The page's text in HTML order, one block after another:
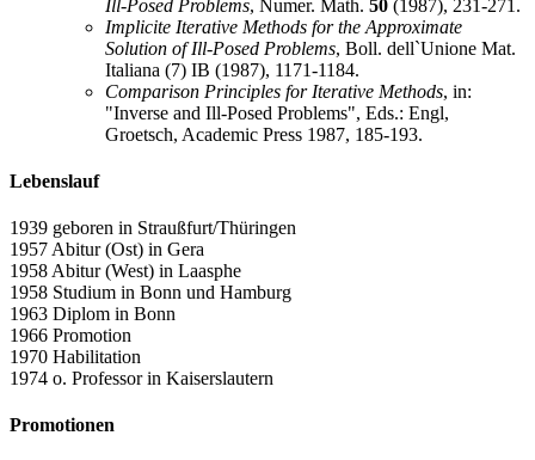
Ill-Posed Problems, Numer. Math. 50 (1987), 231-271.
Implicite Iterative Methods for the Approximate
Solution of Ill-Posed Problems, Boll. dell`Unione Mat.
Italiana (7) IB (1987), 1171-1184.
Comparison Principles for Iterative Methods, in:
"Inverse and Ill-Posed Problems", Eds.: Engl,
Groetsch, Academic Press 1987, 185-193.
Lebenslauf
1939 geboren in Straußfurt/Thüringen
1957 Abitur (Ost) in Gera
1958 Abitur (West) in Laasphe
1958 Studium in Bonn und Hamburg
1963 Diplom in Bonn
1966 Promotion
1970 Habilitation
1974 o. Professor in Kaiserslautern
Promotionen